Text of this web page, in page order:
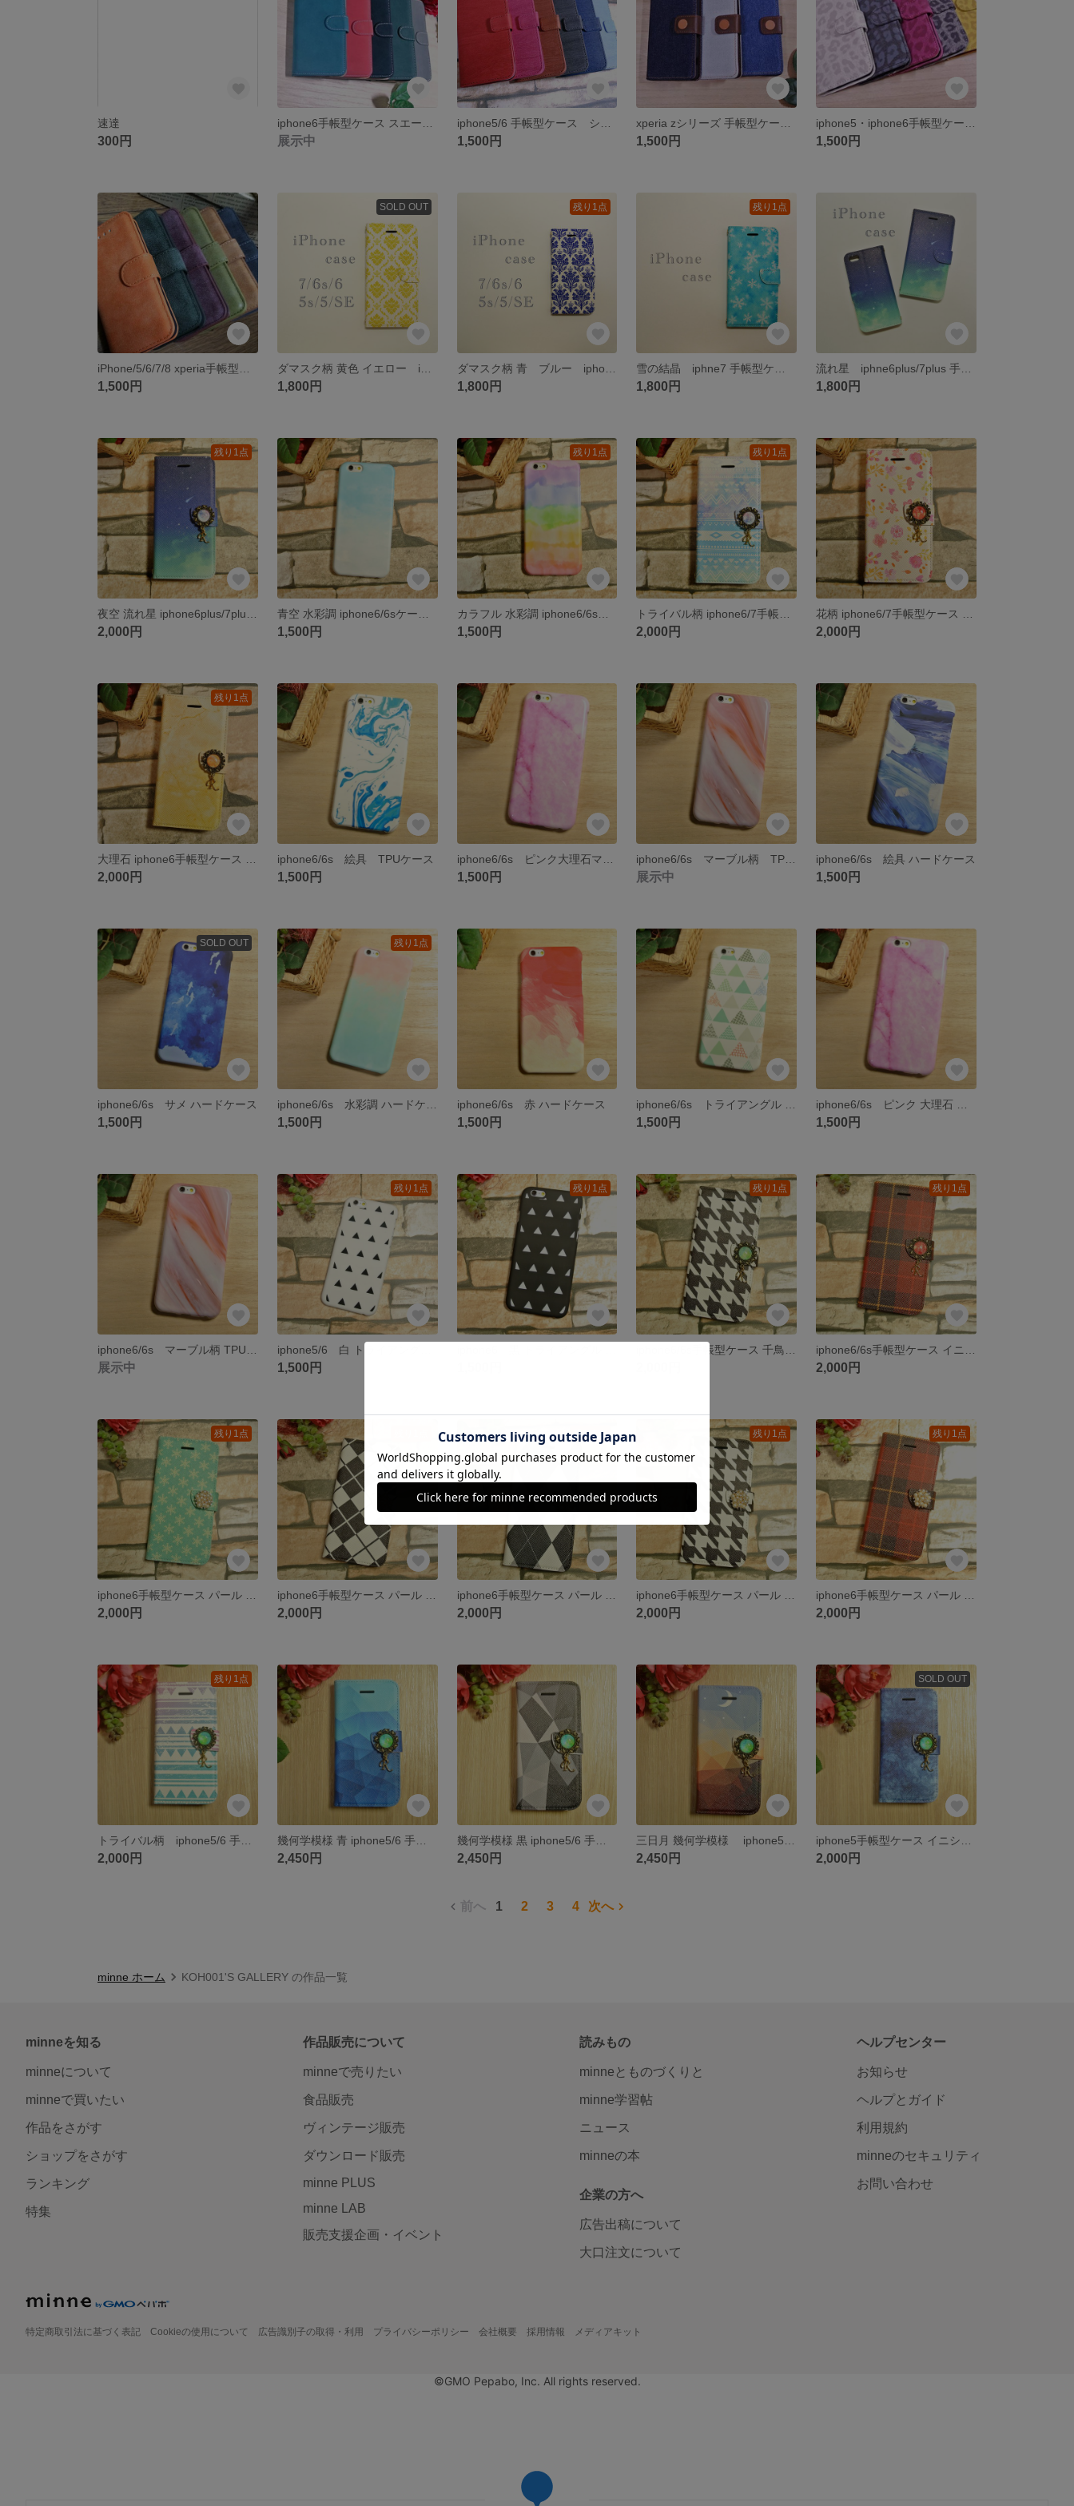
速達
300円 展示中 1,500円 1,500円 1,500円
1,500円
SOLD OUT
1,800円
残り1点
1,800円
残り1点
1,800円 1,800円
残り1点
2,000円 1,500円
残り1点
カラフル 水彩調 iphone6/6sケース パステルカラー
1,500円
残り1点
2,000円 2,000円
残り1点
2,000円
iphone6/6s 絵具 TPUケース
1,500円 1,500円 展示中
iphone6/6s 絵具 ハードケース
1,500円
SOLD OUT
iphone6/6s サメ ハードケース
1,500円
残り1点
1,500円
iphone6/6s 赤 ハードケース
1,500円 1,500円 1,500円
展示中
残り1点
1,500円
残り1点 残り1点 残り1点
2,000円
残り1点
2,000円 2,000円
残り1点
2,000円
残り1点
2,000円
残り1点
2,000円
残り1点
2,000円 2,450円 2,450円 2,450円
SOLD OUT
2,000円
前へ 1 2 3 4 次へ
minne ホーム KOH001'S GALLERY の作品一覧
minneを知る
minneについて
minneで買いたい
作品をさがす
ショップをさがす
ランキング
特集
作品販売について
minneで売りたい
食品販売
ヴィンテージ販売
ダウンロード販売
minne PLUS
minne LAB
販売支援企画・イベント
読みもの
minneとものづくりと
minne学習帖
ニュース
minneの本
企業の方へ
広告出稿について
大口注文について
ヘルプセンター
お知らせ
ヘルプとガイド
利用規約
minneのセキュリティ
お問い合わせ
特定商取引法に基づく表記 Cookieの使用について 広告識別子の取得・利用 プライバシーポリシー 会社概要 採用情報 メディアキット
©GMO Pepabo, Inc. All rights reserved.